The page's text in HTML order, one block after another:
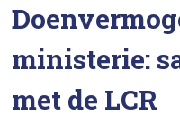
ministerie:
met de LCR